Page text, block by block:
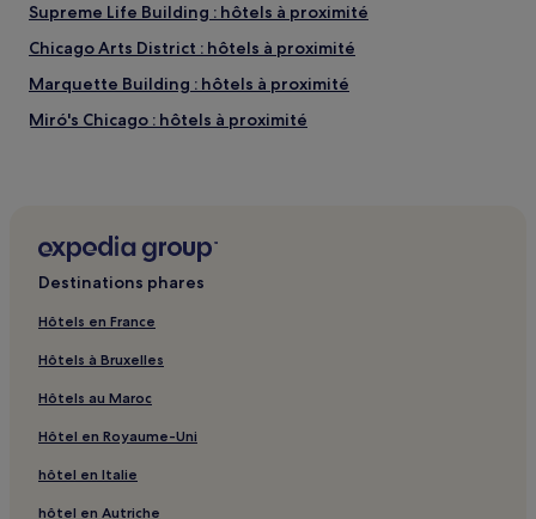
Supreme Life Building : hôtels à proximité
Chicago Arts District : hôtels à proximité
Marquette Building : hôtels à proximité
Miró's Chicago : hôtels à proximité
Promenade Chicago Riverwalk : Hôtels avec piscine à
proximité
Promenade Chicago Riverwalk : Hôtels avec centre de
proximité
Promenade Chicago Riverwalk : Appart’hôtels
Promenade Chicago Riverwalk : hôtels 2 étoiles
Destinations phares
Hôtels en France
Hôtels à Bruxelles
Hôtels au Maroc
Hôtel en Royaume-Uni
hôtel en Italie
hôtel en Autriche